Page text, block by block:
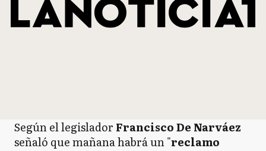
Según el legislador Francisco De Narváez
señaló que mañana habrá un "reclamo